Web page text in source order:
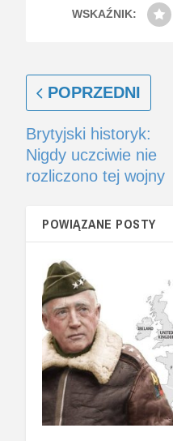
WSKAŹNIK:
POPRZEDNI
Brytyjski historyk:
Nigdy uczciwie nie
rozliczono tej wojny
POWIĄZANE POSTY